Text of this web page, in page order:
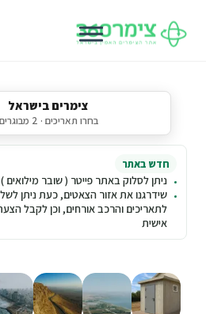
צימרים בישראל
בחרו תאריכים · 2 מבוגרים
חדש באתר
ניתן לסלוק באתר פייטר ( שובר מילואים )
שידרגנו את אזור הצאטים, כעת ניתן
לתאריכים והרכב אורחים, וכן לקבל
אישית